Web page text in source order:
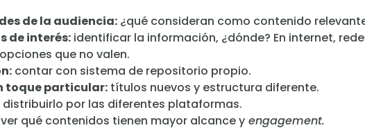
de la audiencia: ¿qué consideran como contenido
de interés: identificar la información, ¿dónde? En internet,
que no valen.
contar con sistema de repositorio propio.
toque particular: títulos nuevos y estructura diferente.
distribuirlo por las diferentes plataformas.
ver qué contenidos tienen mayor alcance y engagement.